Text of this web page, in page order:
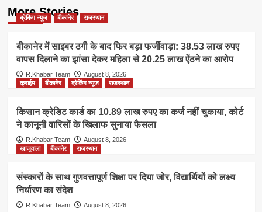
More Stories
ब्रेकिंग न्यूज बीकानेर राजस्थान
बीकानेर में साइबर ठगी के बाद फिर बड़ा फर्जीवाड़ा: 38.53 लाख रुपए
वापस दिलाने का झांसा देकर महिला से 20.25 लाख ऐंठने का आरोप
R.Khabar Team
August 8, 2026
क्राईम
बीकानेर ब्रेकिंग न्यूज राजस्थान
किसान क्रेडिट कार्ड का 10.89 लाख रुपए का कर्ज नहीं चुकाया, कोर्ट
ने कानूनी वारिसों के खिलाफ सुनाया फैसला
R.Khabar Team
August 8, 2026
खाजूवाला
बीकानेर राजस्थान
संस्कारों के साथ गुणवत्तापूर्ण शिक्षा पर दिया जोर, विद्यार्थियों को लक्ष्य
निर्धारण का संदेश
R.Khabar Team August 8, 2026